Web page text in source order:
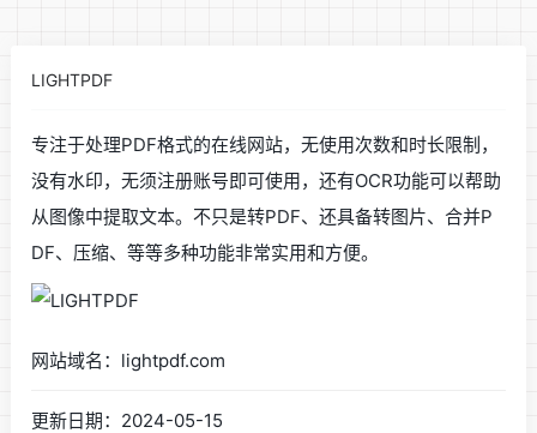
LIGHTPDF
专注于处理PDF格式的在线网站，无使用次数和时长限制，
没有水印，无须注册账号即可使用，还有OCR功能可以帮助
从图像中提取文本。不只是转PDF、还具备转图片、合并P
DF、压缩、等等多种功能非常实用和方便。
网站域名：lightpdf.com
更新日期：2024-05-15